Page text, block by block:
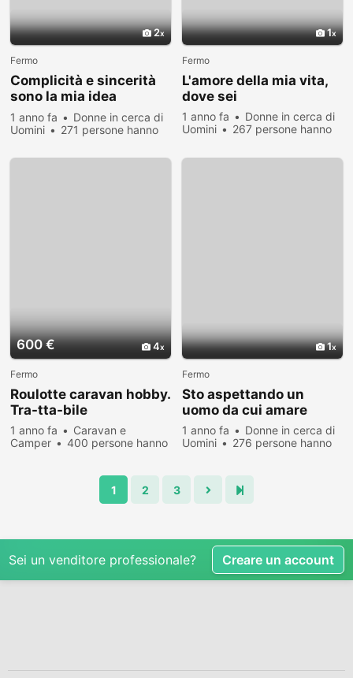
2
Fermo
Complicità e sincerità
sono la mia idea
d’amore
1 anno fa
Donne in cerca di
Uomini
271 persone hanno
1
Fermo
L'amore della mia vita,
dove sei
1 anno fa
Donne in cerca di
Uomini
267 persone hanno
600 € 4
Fermo
Roulotte caravan hobby.
Tra-tta-bile
1 anno fa
Caravan e
Camper
400 persone hanno
1
Fermo
Sto aspettando un
uomo da cui amare
1 anno fa
Donne in cerca di
Uomini
276 persone hanno
1 2 3
Sei un venditore professionale? Creare un account